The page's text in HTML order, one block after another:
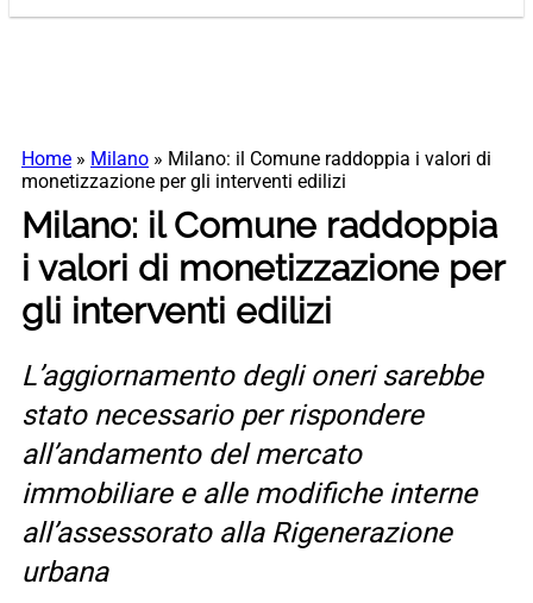
Home » Milano » Milano: il Comune raddoppia i valori di
monetizzazione per gli interventi edilizi
Milano: il Comune raddoppia
i valori di monetizzazione per
gli interventi edilizi
L’aggiornamento degli oneri sarebbe
stato necessario per rispondere
all’andamento del mercato
immobiliare e alle modifiche interne
all’assessorato alla Rigenerazione
urbana